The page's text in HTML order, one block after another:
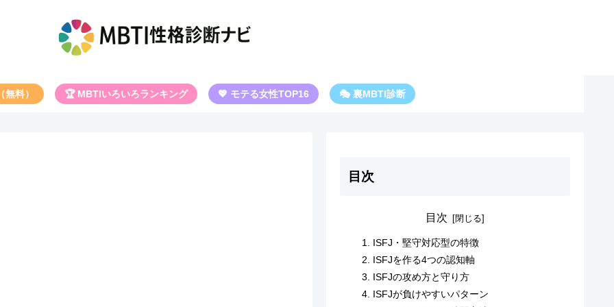
料） 🏆 MBTIいろいろランキング 💖 モテる女性TOP16 🎭 裏MBTI診断
目次
目次
ISFJ・堅守対応型の特徴
ISFJを作る4つの認知軸
ISFJの攻め方と守り方
ISFJが負けやすいパターン